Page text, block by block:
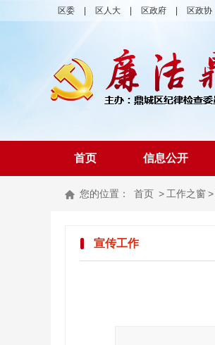
区委 区人大 区政府 区政协
首页 信息公开
您的位置： 首页 > 工作之窗 >
宣传工作